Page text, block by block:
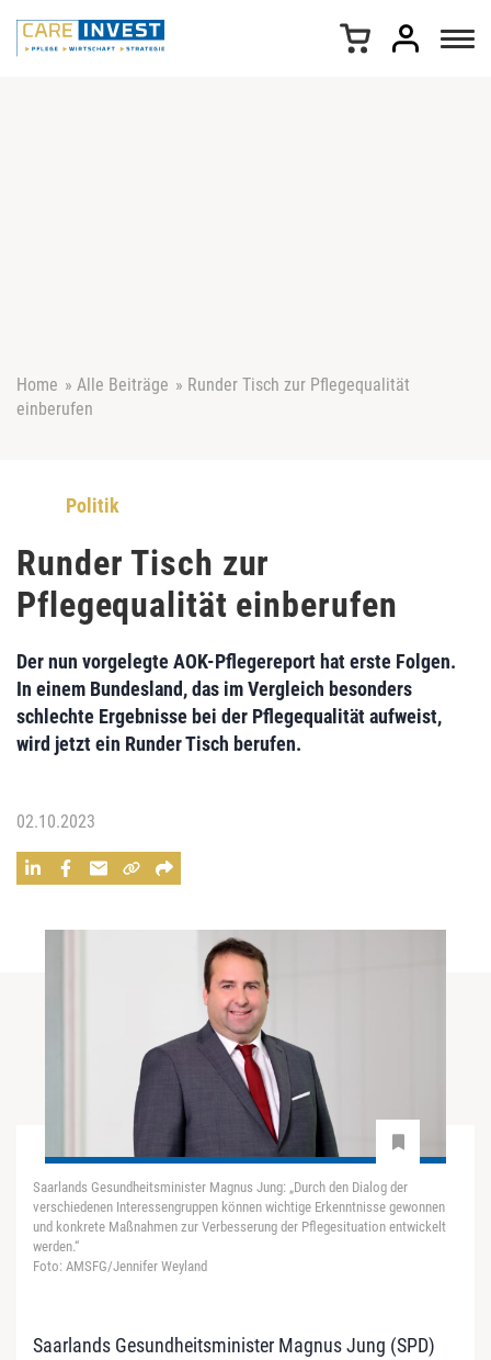
Home » Alle Beiträge » Runder Tisch zur Pflegequalität
einberufen
Politik
Runder Tisch zur
Pflegequalität einberufen
Der nun vorgelegte AOK-Pflegereport hat erste Folgen.
In einem Bundesland, das im Vergleich besonders
schlechte Ergebnisse bei der Pflegequalität aufweist,
wird jetzt ein Runder Tisch berufen.
02.10.2023
Saarlands Gesundheitsminister Magnus Jung: „Durch den Dialog der
verschiedenen Interessengruppen können wichtige Erkenntnisse gewonnen
und konkrete Maßnahmen zur Verbesserung der Pflegesituation entwickelt
werden.“
Foto: AMSFG/Jennifer Weyland
Saarlands Gesundheitsminister Magnus Jung (SPD)